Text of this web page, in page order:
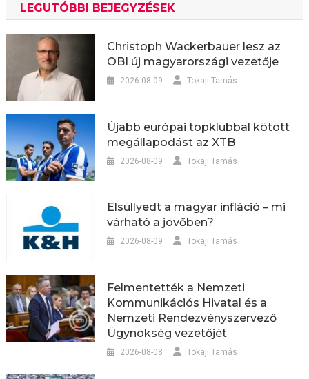
LEGUTÓBBI BEJEGYZÉSEK
Christoph Wackerbauer lesz az
OBI új magyarországi vezetője
2026-08-09 Tokaji Tamás
Újabb európai topklubbal kötött
megállapodást az XTB
2026-08-09 Tokaji Tamás
Elsüllyedt a magyar infláció – mi
várható a jövőben?
2026-08-09 Tokaji Tamás
Felmentették a Nemzeti
Kommunikációs Hivatal és a
Nemzeti Rendezvényszervező
Ügynökség vezetőjét
2026-08-08 Tokaji Tamás